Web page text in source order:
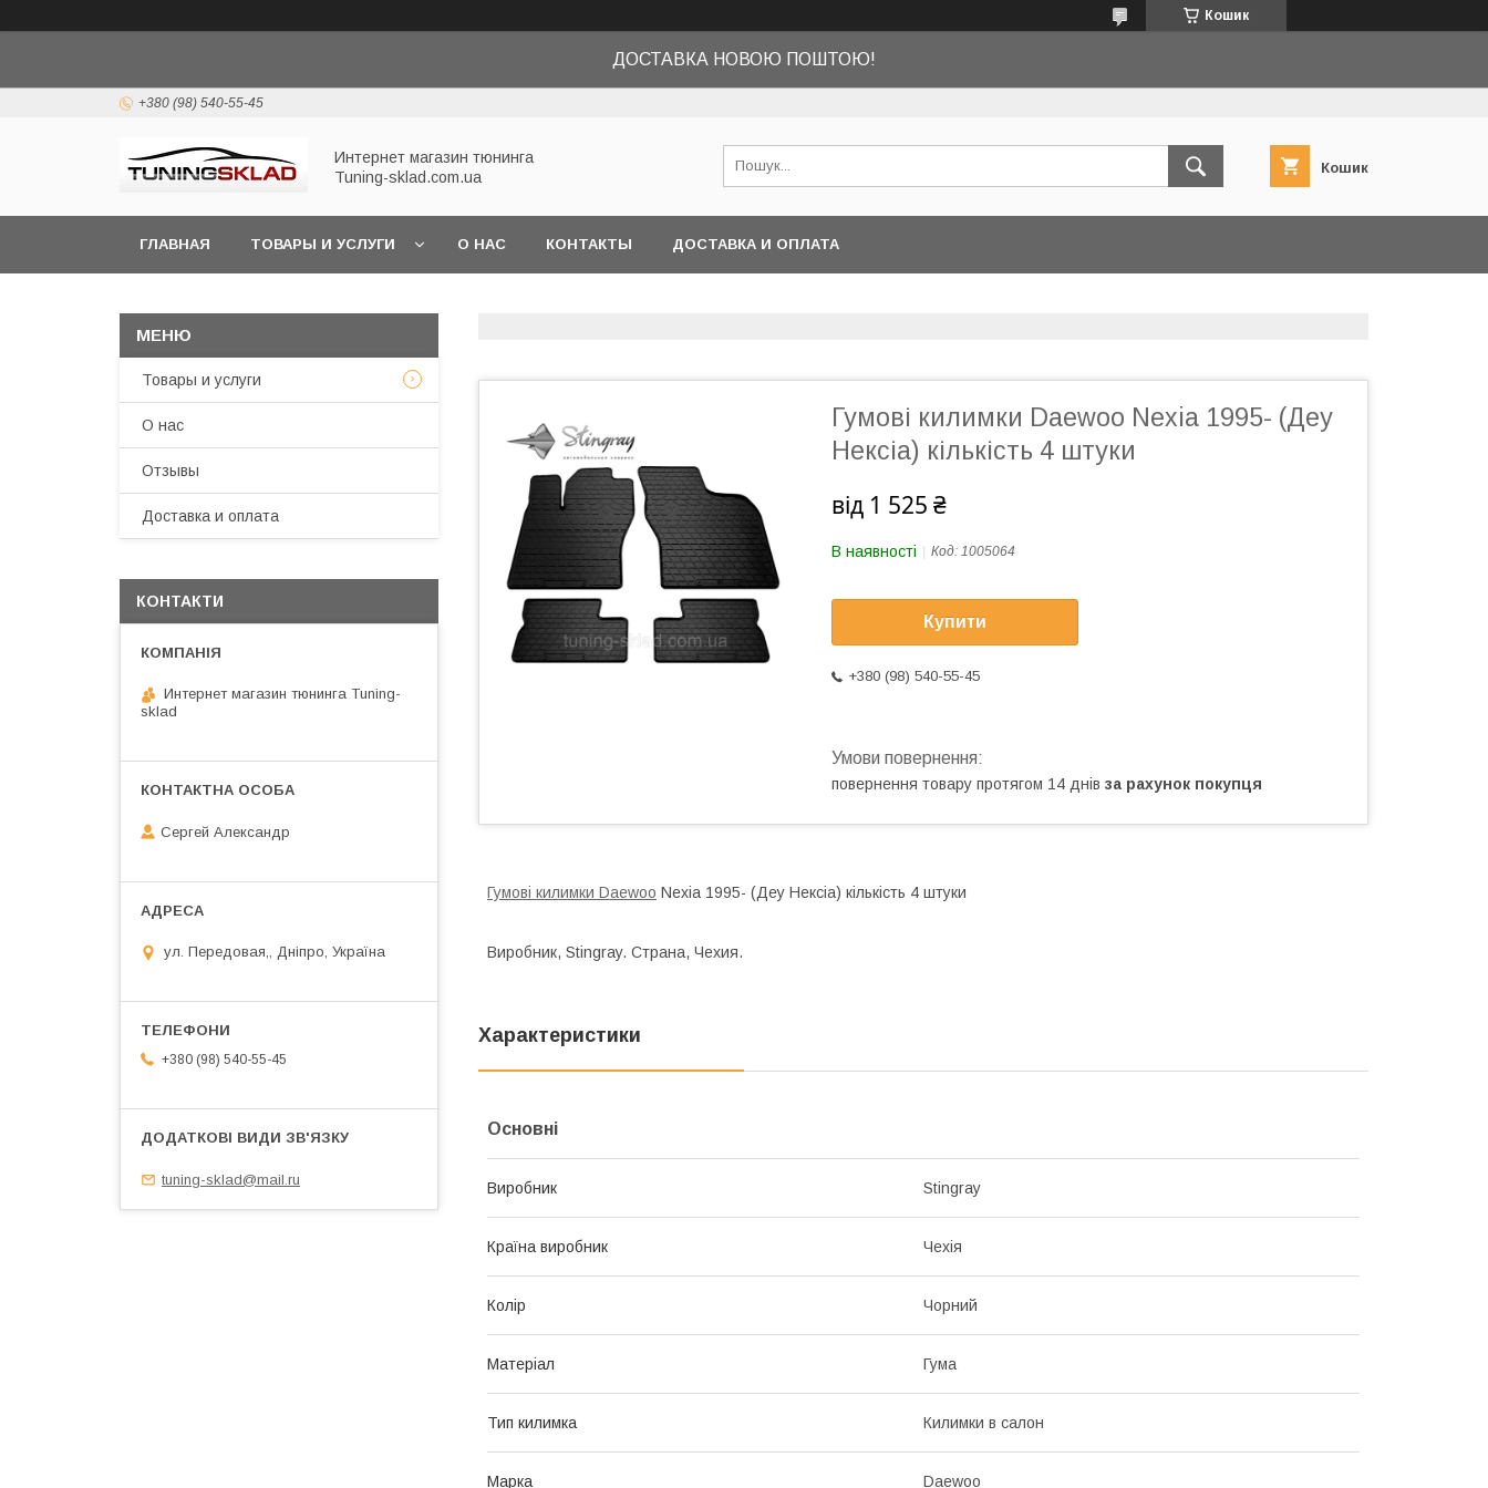
Кошик
ДОСТАВКА НОВОЮ ПОШТОЮ!
+380 (98) 540-55-45
Интернет магазин тюнинга
Tuning-sklad.com.ua
Кошик
ГЛАВНАЯ ТОВАРЫ И УСЛУГИ О НАС КОНТАКТЫ ДОСТАВКА И ОПЛАТА
Гумові килимки Daewoo Nexia 1995- (Деу
Нексіа) кількість 4 штуки
від 1 525 ₴
В наявності Код: 1005064
Купити
+380 (98) 540-55-45
повернення товару протягом 14 днів за рахунок покупця
Гумові килимки Daewoo Nexia 1995- (Деу Нексіа) кількість 4 штуки
Виробник, Stingray. Страна, Чехия.
Характеристики
Основні
Виробник Stingray
Країна виробник Чехія
Колір Чорний
Матеріал Гума
Тип килимка Килимки в салон
Марка Daewoo
Товары и услуги
О нас
Отзывы
Доставка и оплата
КОНТАКТИ
Интернет магазин тюнинга Tuning-
sklad
Сергей Александр
ул. Передовая,, Дніпро, Україна
+380 (98) 540-55-45
tuning-sklad@mail.ru